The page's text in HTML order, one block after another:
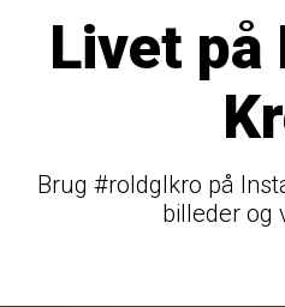
Livet på
Brug #roldglkro på
billeder og